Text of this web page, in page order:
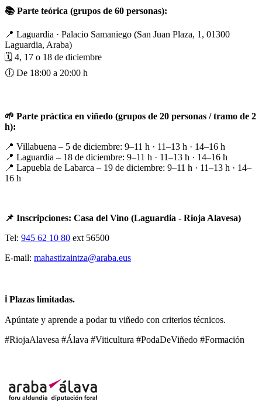
📚 Parte teórica (grupos de 60 personas):
📍 Laguardia · Palacio Samaniego (San Juan Plaza, 1, 01300
Laguardia, Araba)
🗓️ 4, 17 o 18 de diciembre
🕕 De 18:00 a 20:00 h
🌱 Parte práctica en viñedo (grupos de 20 personas / tramo de 2
h):
📍 Villabuena – 5 de diciembre: 9–11 h · 11–13 h · 14–16 h
📍 Laguardia – 18 de diciembre: 9–11 h · 11–13 h · 14–16 h
📍 Lapuebla de Labarca – 19 de diciembre: 9–11 h · 11–13 h · 14–
16 h
📌 Inscripciones: Casa del Vino (Laguardia - Rioja Alavesa)
Tel: 945 62 10 80 ext 56500
E-mail: mahastizaintza@araba.eus
ℹ️ Plazas limitadas.
Apúntate y aprende a podar tu viñedo con criterios técnicos.
#RiojaAlavesa #Álava #Viticultura #PodaDeViñedo #Formación